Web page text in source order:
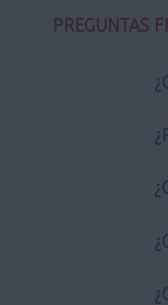
PREGUNTAS